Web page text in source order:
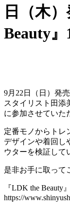
日（木
Beauty
9月22日（日）発
スタイリスト田添
に参加させていた
定番モノからトレ
デザインや着回し
ウターを検証して
是非お手に取って
『LDK the Beauty
https://